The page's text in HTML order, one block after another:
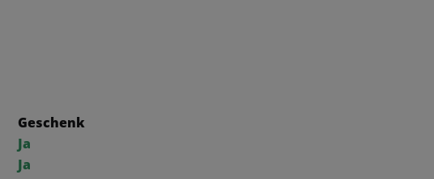
Geschenk
Ja
Ja